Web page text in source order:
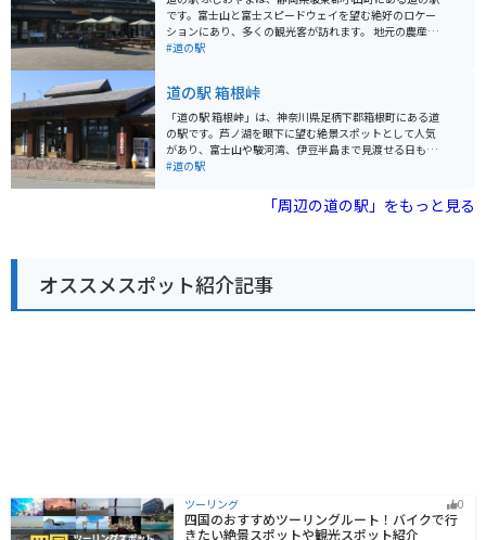
ングロードが続く絶景ルートなので、ツーリングにも最
適です。 周辺には、富士スピードウェイや富士サファリ
パークなど、観光スポットも充実しています。ドライブ
です。富士山と富士スピードウェイを望む絶好のロケー
ションにあり、多くの観光客が訪れます。 地元の農産物
や特産品を販売する直売所や、地元食材を使った料理が
て駐輪しやすい駐車場があるので安心です。 周辺には、
富士スピードウェイや富士サファリパーク、富士山の絶
景スポットである「ふじあざみライン」など、観光スポ
ットも充実しています。ふじあざみラインは、富士山ス
カイラインとも呼ばれる有料道路で、富士山五合目まで
まで休憩がてら、地元のグルメや特産品を堪能してみて
#道の駅
道の駅 箱根峠
「道の駅 箱根峠」は、神奈川県足柄下郡箱根町にある道
の駅です。芦ノ湖を眼下に望む絶景スポットとして人気
があり、富士山や駿河湾、伊豆半島まで見渡せる日もあ
ります。 駅内には、地元の食材を使った食事処や、箱根
は、ご当地グルメの「箱根山賊うどん」です。太くてコ
シのある麺と、地元産の野菜やキノコをたっぷり使った
め、ツーリングスポットとしてもおすすめです。 【その
他情報】 * 住所: 神奈川県足柄下郡箱根町箱根峠1-4 * 電
話番号: 0460-83-6122 * 営業時間: 9:00～17:00 (季節変
#道の駅
「周辺の道の駅」をもっと見る
オススメスポット紹介記事
ツーリング 0
四国のおすすめツーリングルート！バイクで行
きたい絶景スポットや観光スポット紹介